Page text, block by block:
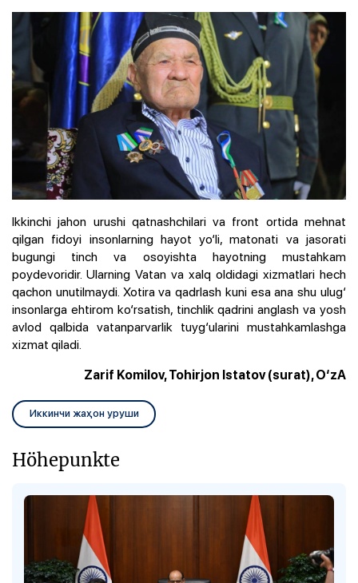
Ikkinchi jahon urushi qatnashchilari va front ortida mehnat
qilgan fidoyi insonlarning hayot yo‘li, matonati va jasorati
bugungi tinch va osoyishta hayotning mustahkam
poydevoridir. Ularning Vatan va xalq oldidagi xizmatlari hech
qachon unutilmaydi. Xotira va qadrlash kuni esa ana shu ulug‘
insonlarga ehtirom ko‘rsatish, tinchlik qadrini anglash va yosh
avlod qalbida vatanparvarlik tuyg‘ularini mustahkamlashga
xizmat qiladi.
Zarif Komilov, Tohirjon Istatov (surat), O‘zA
Иккинчи жаҳон уруши
Höhepunkte